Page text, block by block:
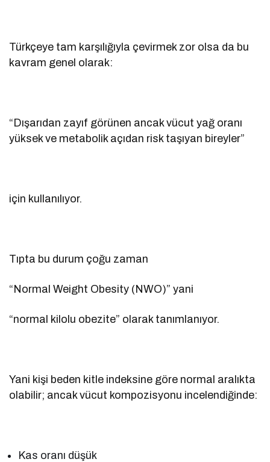
Türkçeye tam karşılığıyla çevirmek zor olsa da bu
kavram genel olarak:
“Dışarıdan zayıf görünen ancak vücut yağ oranı
yüksek ve metabolik açıdan risk taşıyan bireyler”
için kullanılıyor.
Tıpta bu durum çoğu zaman
“Normal Weight Obesity (NWO)” yani
“normal kilolu obezite” olarak tanımlanıyor.
Yani kişi beden kitle indeksine göre normal aralıkta
olabilir; ancak vücut kompozisyonu incelendiğinde:
Kas oranı düşük